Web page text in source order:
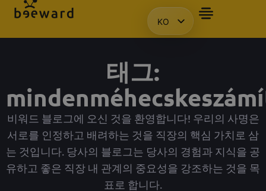
KO
HU
태그:
비워드 블로그에 오신 것을 환영합니다! 우리의 사명은
서로를 인정하고 배려하는 것을 직장의 핵심 가치로 삼
는 것입니다. 당사의 블로그는 당사의 경험과 지식을 공
유하고 좋은 직장 내 관계의 중요성을 강조하는 것을 목
표로 합니다.